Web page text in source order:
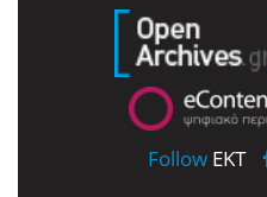
Follow EKT